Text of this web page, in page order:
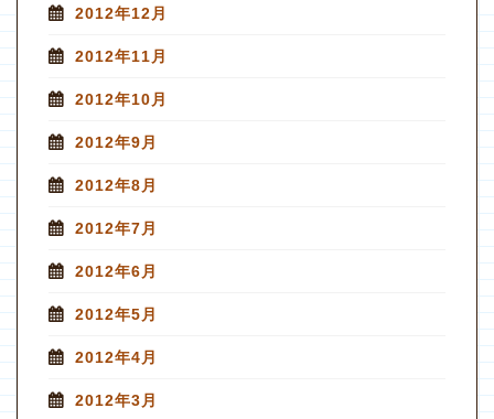
2012年12月
2012年11月
2012年10月
2012年9月
2012年8月
2012年7月
2012年6月
2012年5月
2012年4月
2012年3月